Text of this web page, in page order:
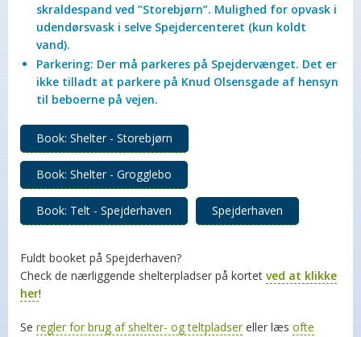
skraldespand ved ”Storebjørn”. Mulighed for opvask i
udendørsvask i selve Spejdercenteret (kun koldt
vand).
Parkering: Der må parkeres på Spejdervænget. Det er
ikke tilladt at parkere på Knud Olsensgade af hensyn
til beboerne på vejen.
Book: Shelter - Storebjørn
Book: Shelter - Grogglebo
Book: Telt - Spejderhaven Spejderhaven
Fuldt booket på Spejderhaven?
Check de nærliggende shelterpladser på kortet ved at klikke
her!
Se regler for brug af shelter- og teltpladsereller læs ofte